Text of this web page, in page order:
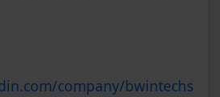
company/bwintechs